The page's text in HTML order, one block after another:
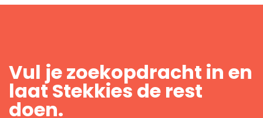
Vul je zoekopdracht in en
laat Stekkies de rest
doen.